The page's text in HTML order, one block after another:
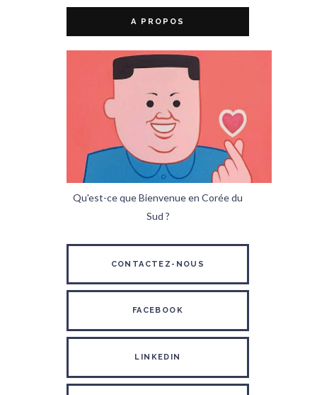
A PROPOS
Qu'est-ce que Bienvenue en Corée du
Sud ?
CONTACTEZ-NOUS
FACEBOOK
LINKEDIN